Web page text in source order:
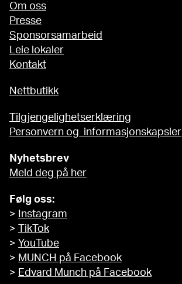
Om oss
Presse
Sponsorsamarbeid
Leie lokaler
Kontakt
Nettbutikk
Tilgjengelighetserklæring
Personvern og informasjonskapsler
Nyhetsbrev
Meld deg på her
Følg oss:
>
Instagram
>
TikTok
> YouTube
> MUNCH på Facebook
> Edvard Munch på Facebook